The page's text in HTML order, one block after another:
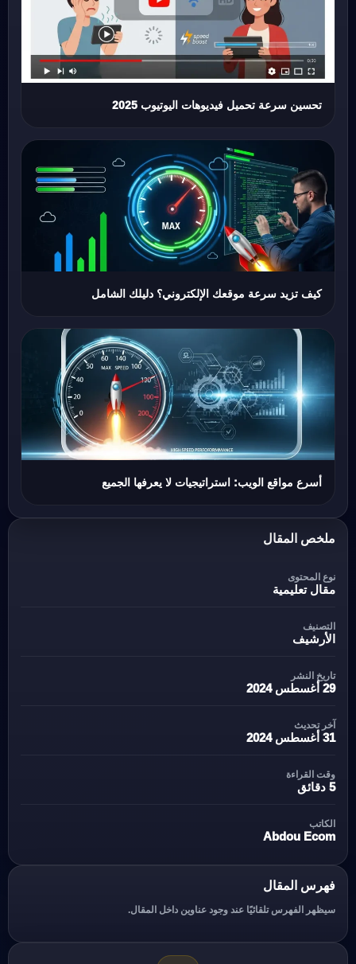
تحسين سرعة تحميل فيديوهات اليوتيوب 2025
كيف تزيد سرعة موقعك الإلكتروني؟ دليلك الشامل
أسرع مواقع الويب: استراتيجيات لا يعرفها الجميع
ملخص المقال
نوع المحتوى
مقال تعليمية
التصنيف
الأرشيف
تاريخ النشر
29 أغسطس 2024
آخر تحديث
31 أغسطس 2024
وقت القراءة
5 دقائق
الكاتب
Abdou Ecom
فهرس المقال
سيظهر الفهرس تلقائيًا عند وجود عناوين داخل المقال.